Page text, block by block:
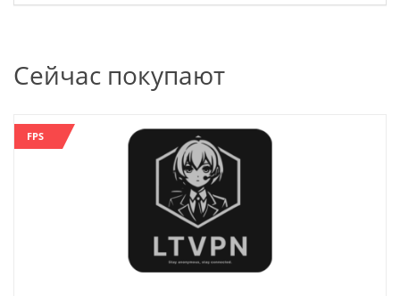
Сейчас покупают
FPS